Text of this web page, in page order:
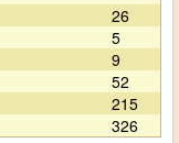
26
5
9
52
215
326